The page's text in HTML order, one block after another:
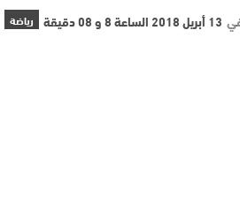
رياضة 13 أبريل 2018 الساعة 8 و 08 دقيقة